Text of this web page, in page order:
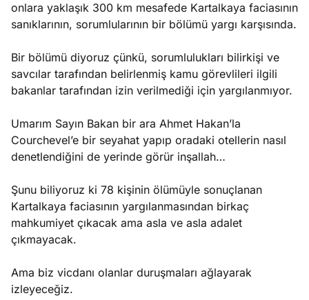
onlara yaklaşık 300 km mesafede Kartalkaya faciasının
sanıklarının, sorumlularının bir bölümü yargı karşısında.
Bir bölümü diyoruz çünkü, sorumlulukları bilirkişi ve
savcılar tarafından belirlenmiş kamu görevlileri ilgili
bakanlar tarafından izin verilmediği için yargılanmıyor.
Umarım Sayın Bakan bir ara Ahmet Hakan’la
Courchevel’e bir seyahat yapıp oradaki otellerin nasıl
denetlendiğini de yerinde görür inşallah…
Şunu biliyoruz ki 78 kişinin ölümüyle sonuçlanan
Kartalkaya faciasının yargılanmasından birkaç
mahkumiyet çıkacak ama asla ve asla adalet
çıkmayacak.
Ama biz vicdanı olanlar duruşmaları ağlayarak
izleyeceğiz.